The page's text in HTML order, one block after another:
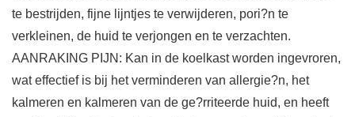
te bestrijden, fijne lijntjes te verwijderen, pori?n te
verkleinen, de huid te verjongen en te verzachten.
AANRAKING PIJN: Kan in de koelkast worden ingevroren,
wat effectief is bij het verminderen van allergie?n, het
kalmeren en kalmeren van de ge?rriteerde huid, en heeft